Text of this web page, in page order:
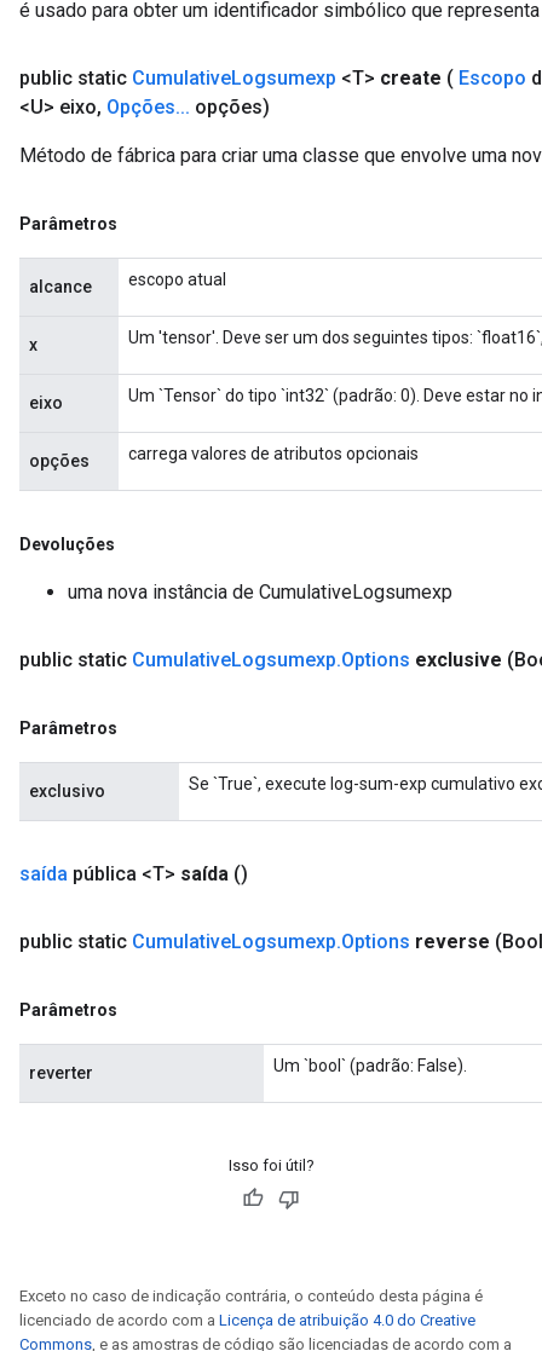
é usado para obter um identificador simbólico que
public static CumulativeLogsumexp <T> create ( Escopo
<U> eixo, Opções... opções)
Método de fábrica para criar uma classe que envolve uma
Parâmetros
alcance escopo atual
x Um 'tensor'. Deve ser um dos seguintes tipos:
eixo Um `Tensor` do tipo `int32` (padrão: 0). Deve estar no
opções carrega valores de atributos opcionais
Devoluções
uma nova instância de CumulativeLogsumexp
public static CumulativeLogsumexp.Options exclusive
Parâmetros
exclusivo Se `True`, execute log-sum-exp cumulativo
saída pública <T> saída ()
public static CumulativeLogsumexp.Options reverse
Parâmetros
reverter Um `bool` (padrão: False).
Isso foi útil?
Exceto no caso de indicação contrária, o conteúdo desta página é
licenciado de acordo com a Licença de atribuição 4.0 do Creative
Commons, e as amostras de código são licenciadas de acordo com a